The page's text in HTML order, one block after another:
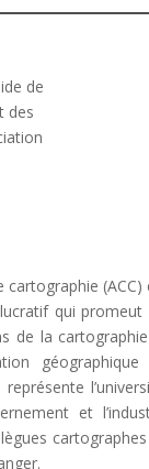
ide de
des
cartographie (ACC)
qui promeut
de la
géographique
et
cartographes